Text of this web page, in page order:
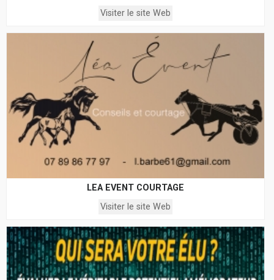
Visiter le site Web
LEA EVENT COURTAGE
Visiter le site Web